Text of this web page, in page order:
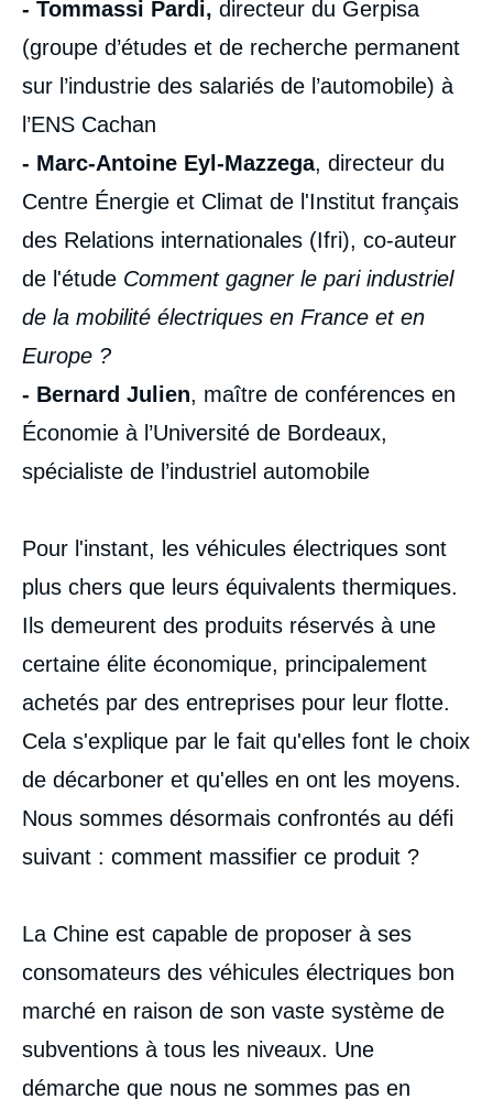
médiatique
- Tommassi Pardi, directeur du Gerpisa
(groupe d’études et de recherche permanent
sur l’industrie des salariés de l’automobile) à
l’ENS Cachan
- Marc-Antoine Eyl-Mazzega, directeur du
Centre Énergie et Climat de l'Institut français
des Relations internationales (Ifri), co-auteur
de l'étude Comment gagner le pari industriel
de la mobilité électriques en France et en
Europe ?
- Bernard Julien, maître de conférences en
Économie à l’Université de Bordeaux,
spécialiste de l’industriel automobile
Pour l'instant, les véhicules électriques sont
plus chers que leurs équivalents thermiques.
Ils demeurent des produits réservés à une
certaine élite économique, principalement
achetés par des entreprises pour leur flotte.
Cela s'explique par le fait qu'elles font le choix
de décarboner et qu'elles en ont les moyens.
Nous sommes désormais confrontés au défi
suivant : comment massifier ce produit ?
La Chine est capable de proposer à ses
consomateurs des véhicules électriques bon
marché en raison de son vaste système de
subventions à tous les niveaux. Une
démarche que nous ne sommes pas en